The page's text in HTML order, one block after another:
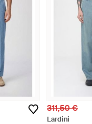
311,50 €
Lardini